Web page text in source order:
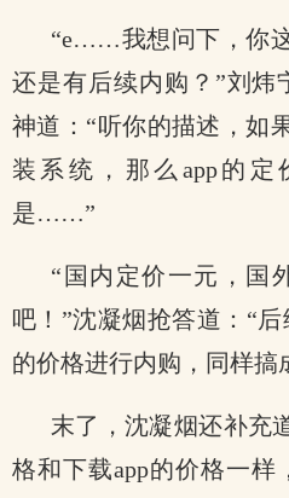
“e……我想问下，你
还是有后续内购？”刘炜
神道：“听你的描述，如
装系统，那么app的
是……”
“国内定价一元，国
吧！”沈凝烟抢答道：“
的价格进行内购，同样搞
末了，沈凝烟还补充
格和下载app的价格一